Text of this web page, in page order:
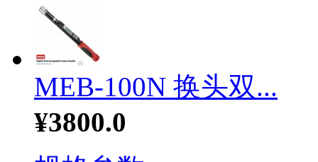
MEB-100N 换头双...
¥3800.0